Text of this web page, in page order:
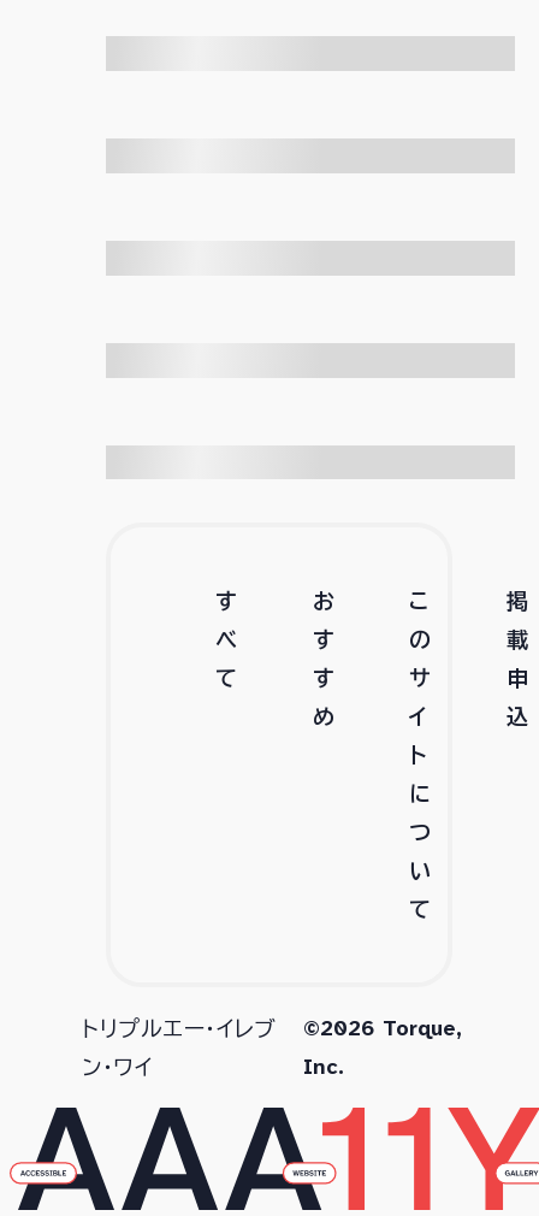
す
べ
て
お
す
す
め
こ
の
サ
イ
ト
に
つ
い
て
掲
載
申
込
トリプルエー・イレブ
ン・ワイ
©2026 Torque,
Inc.